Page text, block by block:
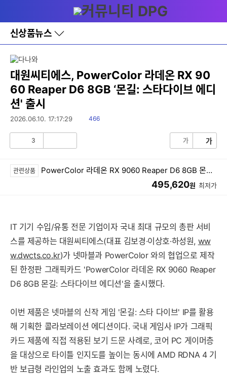
와
홈
신상품뉴스
바
로
레
이
어
글
대원씨티에스, PowerColor 라데온 RX 90
60 Reaper D6 8GB ‘몬길: 스타다이브 에디
션' 출시
2026.06.10. 17:17:29
읽
466
3 가 가
관련상품 PowerColor 라데온 RX 9060 Reaper D6 8GB 몬길: 스타다이브 에디션
495,620원 최저가
IT 기기 수입/유통 전문 기업이자 국내 최대 규모의 총판 서비
스를 제공하는 대원씨티에스(대표 김보경·이상호·하성원, ww
w.dwcts.co.kr)가 넷마블과 PowerColor 와의 협업으로 제작
된 한정판 그래픽카드 'PowerColor 라데온 RX 9060 Reaper
D6 8GB 몬길: 스타다이브 에디션'을 출시했다.
이번 제품은 넷마블의 신작 게임 '몬길: 스타 다이브' IP를 활용
해 기획한 콜라보레이션 에디션이다. 국내 게임사 IP가 그래픽
카드 제품에 직접 적용된 보기 드문 사례로, 코어 PC 게이머층
을 대상으로 타이틀 인지도를 높이는 동시에 AMD RDNA 4 기
반 보급형 라인업의 노출 효과도 함께 노렸다.